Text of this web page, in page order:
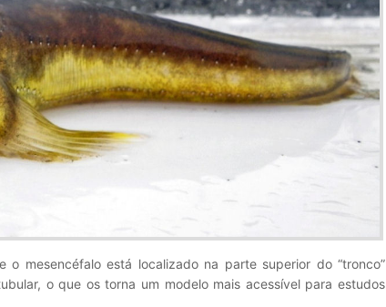
mesencéfalo está localizado na parte superior do “tronco”
o que os torna um modelo mais acessível para estudos